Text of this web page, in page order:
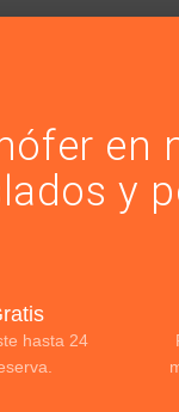
en
y
hasta 24